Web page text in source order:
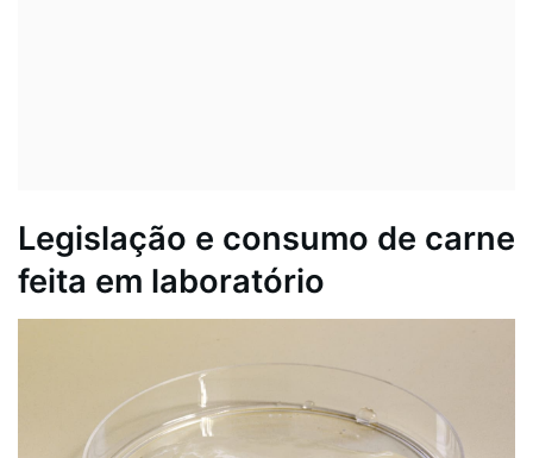
Legislação e consumo de carne
feita em laboratório